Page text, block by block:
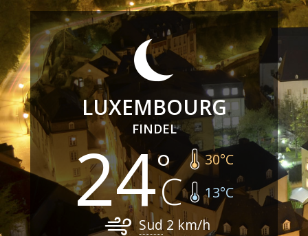
LUXEMBOURG
FINDEL
24 30°C
13°C
Sud 2 km/h